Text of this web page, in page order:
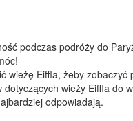
podczas podróży do
wieżę Eiffla, żeby
wieży Eiffla do
odpowiadają.